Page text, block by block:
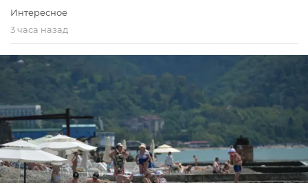
Интересное
3 часа назад